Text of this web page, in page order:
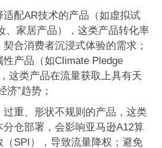
配AR技术的产品（如虚拟试
、家居产品），这类产品转化率
合消费者沉浸式体验的需求；
产品（如Climate Pledge
这类产品在流量获取上具有天
济”趋势；
重、形状不规则的产品，这类
仓部署，会影响亚马逊A12算
SPI），导致流量降权；避免